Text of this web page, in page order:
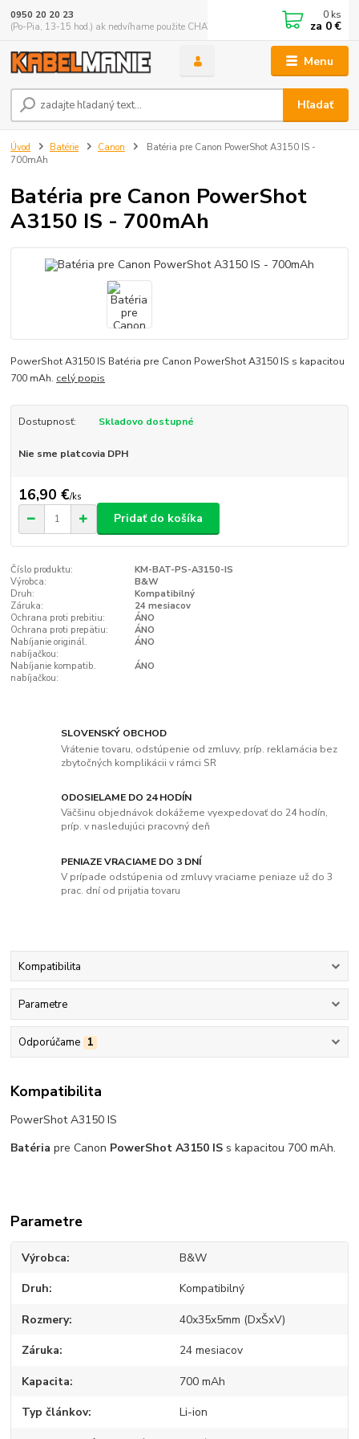
Menu
Hľadať
0950 20 20 23
(Po-Pia, 13-15 hod.) ak nedvíhame použite CHATBOX
0 ks
za 0 €
Úvod Batérie Canon
Batéria pre Canon PowerShot A3150 IS -
700mAh
Batéria pre Canon PowerShot
A3150 IS - 700mAh
PowerShot A3150 IS Batéria pre Canon PowerShot A3150 IS s kapacitou
700 mAh. celý popis
Dostupnosť: Skladovo dostupné
Nie sme platcovia DPH
16,90 €/ks
Pridať do košíka
Číslo produktu:
KM-BAT-PS-A3150-IS
Výrobca:
B&W
Druh:
Kompatibilný
Záruka:
24 mesiacov
Ochrana proti prebitiu:
ÁNO
Ochrana proti prepätiu:
ÁNO
Nabíjanie originál.
nabíjačkou:
ÁNO
Nabíjanie kompatib.
nabíjačkou:
ÁNO
SLOVENSKÝ OBCHOD
Vrátenie tovaru, odstúpenie od zmluvy, príp. reklamácia bez
zbytočných komplikácii v rámci SR
ODOSIELAME DO 24 HODÍN
Väčšinu objednávok dokážeme vyexpedovať do 24 hodín,
príp. v nasledujúci pracovný deň
PENIAZE VRACIAME DO 3 DNÍ
V prípade odstúpenia od zmluvy vraciame peniaze už do 3
prac. dní od prijatia tovaru
Kompatibilita
Parametre
Odporúčame 1
Kompatibilita
PowerShot A3150 IS
Batéria pre Canon PowerShot A3150 IS s kapacitou 700 mAh.
Parametre
Výrobca B&W
Druh Kompatibilný
Rozmery 40x35x5mm (DxŠxV)
Záruka 24 mesiacov
Kapacita 700 mAh
Typ článkov Li-ion